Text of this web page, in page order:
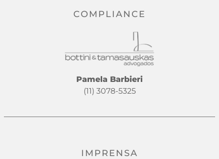
COMPLIANCE
Pamela Barbieri
(11) 3078-5325
IMPRENSA